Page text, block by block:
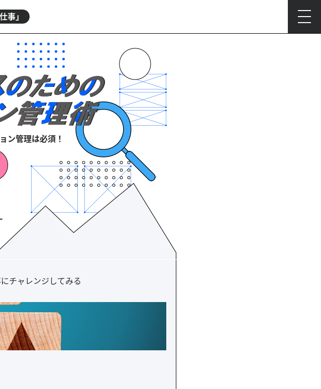
事」
ン管理は必須！
チャレンジしてみる